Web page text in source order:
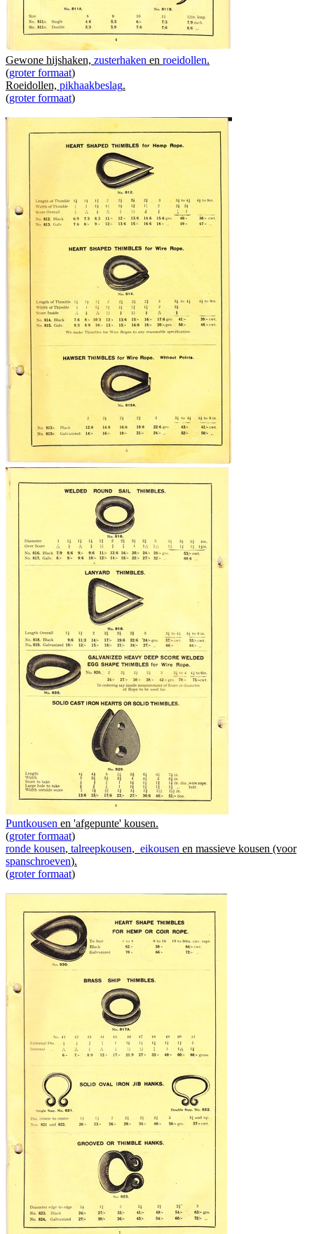
Gewone hijshaken, zusterhaken en roeidollen.
(groter formaat)
Roeidollen, pikhaakbeslag.
(groter formaat)
Puntkousen en 'afgepunte' kousen.
(groter formaat)
ronde kousen, talreepkousen, eikousen en massieve kousen (voor
spanschroeven).
(groter formaat)